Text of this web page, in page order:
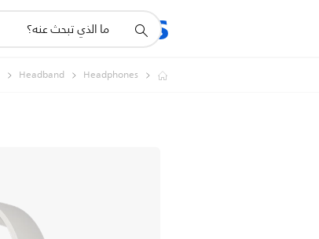
المنتجات
أيقونة
دعم
Headphones
Headband